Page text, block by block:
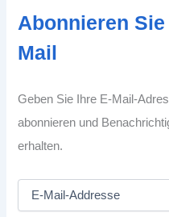
Abonnieren
Mail
Geben Sie Ihre E-Mail-
abonnieren und
erhalten.
E